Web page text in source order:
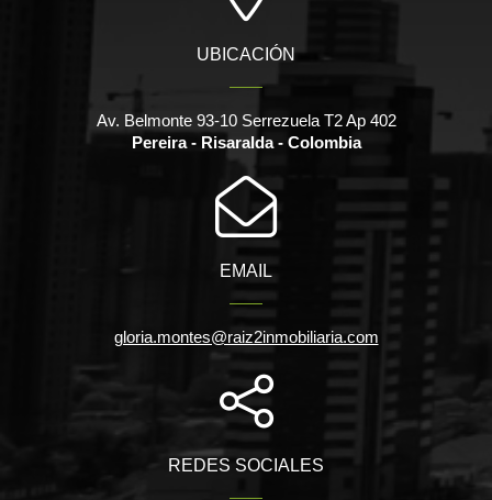
UBICACIÓN
Av. Belmonte 93-10 Serrezuela T2 Ap 402
Pereira - Risaralda - Colombia
EMAIL
gloria.montes@raiz2inmobiliaria.com
REDES SOCIALES